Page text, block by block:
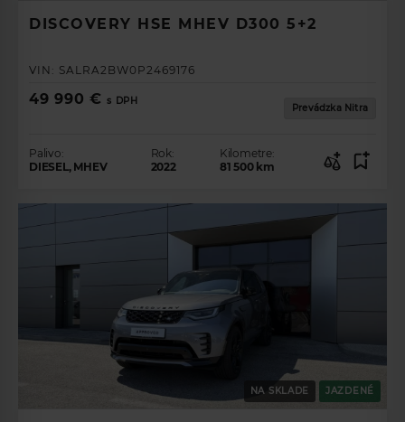
DISCOVERY HSE MHEV D300 5+2
VIN: SALRA2BW0P2469176
49 990 € s DPH
Prevádzka Nitra
Palivo:
DIESEL, MHEV
Rok:
2022
Kilometre:
81 500 km
NA SKLADE JAZDENÉ